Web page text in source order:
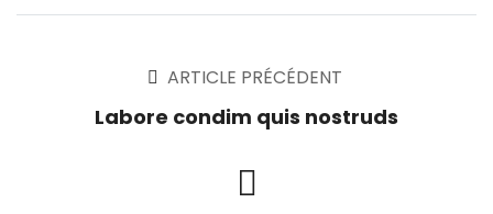
ARTICLE PRÉCÉDENT
Labore condim quis nostruds